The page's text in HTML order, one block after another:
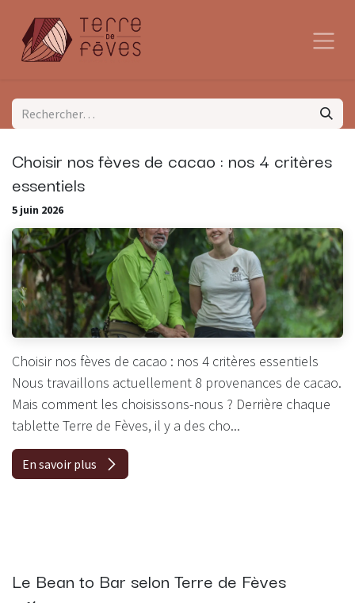
Choisir nos fèves de cacao : nos 4 critères
essentiels
5 juin 2026
Choisir nos fèves de cacao : nos 4 critères essentiels
Nous travaillons actuellement 8 provenances de cacao.
Mais comment les choisissons-nous ? Derrière chaque
tablette Terre de Fèves, il y a des cho...
En savoir plus
Le Bean to Bar selon Terre de Fèves